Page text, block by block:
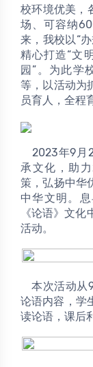
校环境优美，
场、可容纳
来，我校以“
精心打造“文
园”。为此学
等，以活动为
员育人，全程
承文化，助
策，弘扬中华
中华文明。
《论语》文
活动。
	本次活动从9月初开始准备，为每位参与的学生打印
论语内容，学
读论语，课后